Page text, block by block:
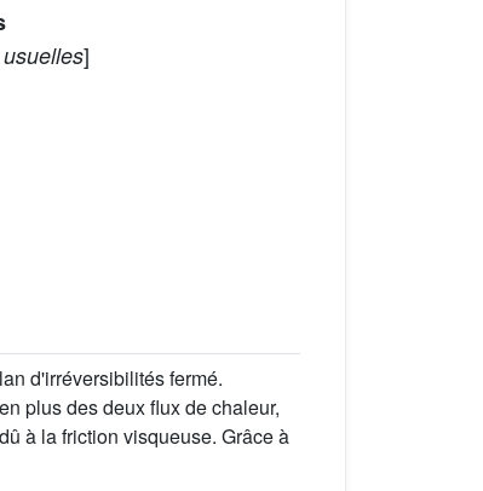
usuelles]
d'irréversibilités fermé.
plus des deux flux de chaleur,
à la friction visqueuse. Grâce à